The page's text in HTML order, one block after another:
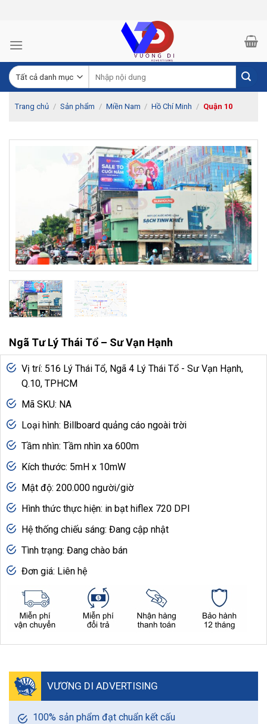
Trang chủ / Sản phẩm / Miền Nam / Hồ Chí Minh / Quận 10
Ngã Tư Lý Thái Tổ – Sư Vạn Hạnh
Vị trí: 516 Lý Thái Tổ, Ngã 4 Lý Thái Tổ - Sư Vạn Hạnh,
Q.10, TPHCM
Mã SKU: NA
Loại hình: Billboard quảng cáo ngoài trời
Tầm nhìn: Tầm nhìn xa 600m
Kích thước: 5mH x 10mW
Mật độ: 200.000 người/giờ
Hình thức thực hiện: in bạt hiflex 720 DPI
Hệ thống chiếu sáng: Đang cập nhật
Tình trạng: Đang chào bán
Đơn giá: Liên hệ
VƯƠNG DI ADVERTISING
100% sản phẩm đạt chuẩn kết cấu